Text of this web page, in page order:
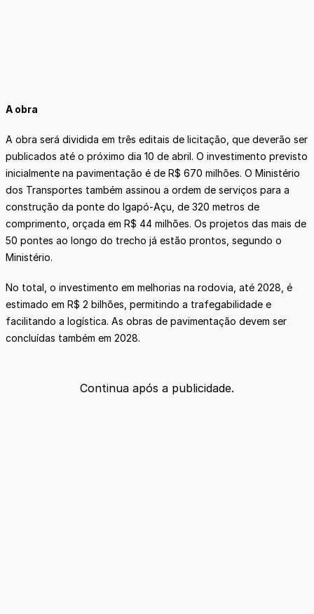
A obra
A obra será dividida em três editais de licitação, que deverão ser
publicados até o próximo dia 10 de abril. O investimento previsto
inicialmente na pavimentação é de R$ 670 milhões. O Ministério
dos Transportes também assinou a ordem de serviços para a
construção da ponte do Igapó-Açu, de 320 metros de
comprimento, orçada em R$ 44 milhões. Os projetos das mais de
50 pontes ao longo do trecho já estão prontos, segundo o
Ministério.
No total, o investimento em melhorias na rodovia, até 2028, é
estimado em R$ 2 bilhões, permitindo a trafegabilidade e
facilitando a logística. As obras de pavimentação devem ser
concluídas também em 2028.
Continua após a publicidade.